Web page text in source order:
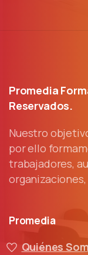
Promedia
Reservados.
Nuestro
por ello
trabajadores,
Promedia
Quiénes